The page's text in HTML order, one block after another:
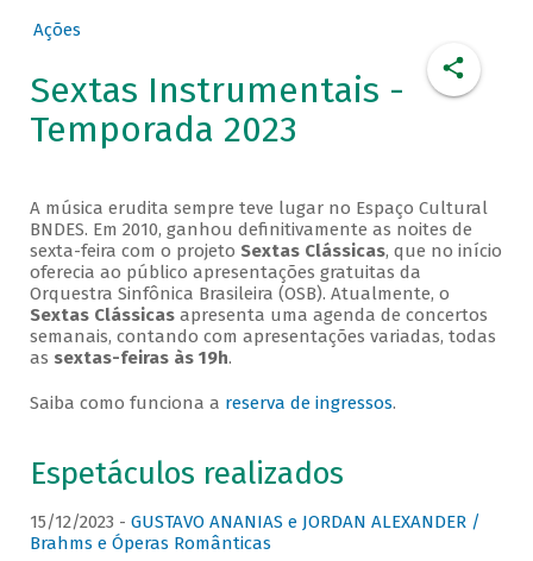
Ações
Sextas Instrumentais -
Temporada 2023
A música erudita sempre teve lugar no Espaço Cultural
BNDES. Em 2010, ganhou definitivamente as noites de
sexta-feira com o projeto Sextas Clássicas, que no início
oferecia ao público apresentações gratuitas da
Orquestra Sinfônica Brasileira (OSB). Atualmente, o
Sextas Clássicasapresenta uma agenda de concertos
semanais, contando com apresentações variadas, todas
as sextas-feiras às 19h.
Saiba como funciona a reserva de ingressos.
Espetáculos realizados
15/12/2023 - GUSTAVO ANANIAS e JORDAN ALEXANDER /
Brahms e Óperas Românticas